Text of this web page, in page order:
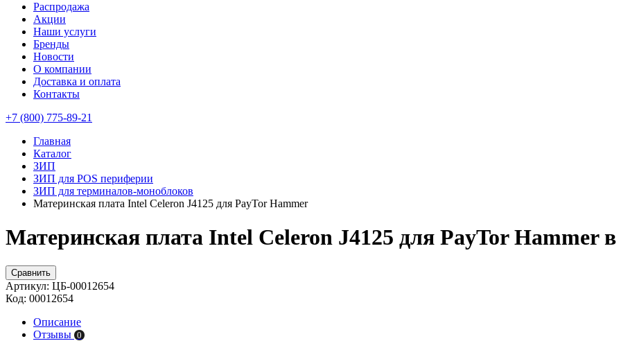
Распродажа
Акции
Наши услуги
Бренды
Новости
О компании
Доставка и оплата
Контакты
+7 (800) 775-89-21
Главная
Каталог
ЗИП
ЗИП для POS периферии
ЗИП для терминалов-моноблоков
Материнская плата Intel Celeron J4125 для PayTor Hammer
Материнская плата Intel Celeron J4125 для PayTor Hammer
Сравнить
Артикул: ЦБ-00012654
Код: 00012654
Описание
Отзывы 0